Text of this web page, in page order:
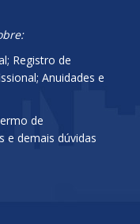
Registro de
Anuidades e
de
e demais dúvidas